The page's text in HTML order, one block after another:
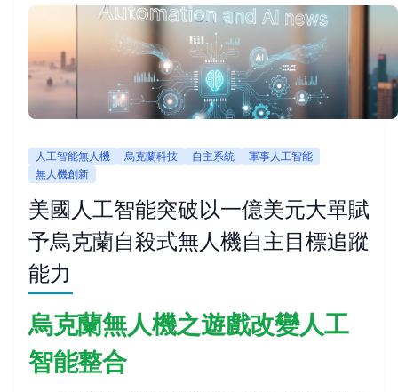
人工智能無人機 烏克蘭科技 自主系統
軍事人工智能
無人機創新
美國人工智能突破以一億美元大單賦
予烏克蘭自殺式無人機自主目標追蹤
能力
烏克蘭無人機之遊戲改變人工
智能整合